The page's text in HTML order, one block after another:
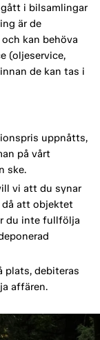
i bilsamlingar
är de
kan behöva
(oljeservice,
de kan tas i
uppnåtts,
på vårt
ske.
vi att du synar
då att objektet
du inte fullfölja
plats, debiteras
affären.